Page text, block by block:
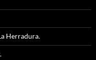
Herradura.